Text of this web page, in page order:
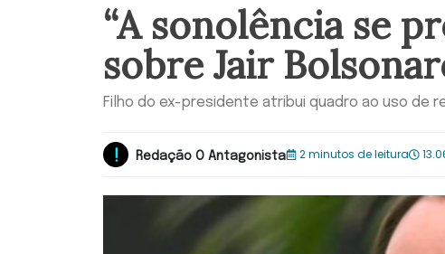
“A sonolência se
sobre Jair
Filho do ex-presidente atribui quadro ao uso de
Redação O Antagonista 2 minutos de leitura